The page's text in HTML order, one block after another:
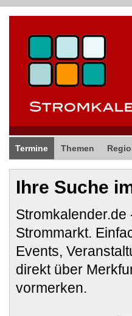
Termine Themen
Ihre Suche
Strommarkt.
Events,
direkt über
vormerken.